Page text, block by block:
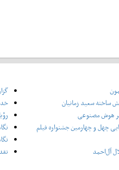
ساخته سعید زمانیان
هوش مصنوعی
چهل‌ و چهارمین جشنواره فیلم
آل‌‌احمد